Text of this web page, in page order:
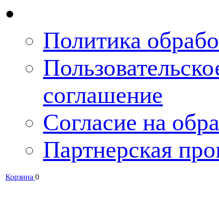
Политика
соглашение
Согласие на
Партнерская
Корзина 0